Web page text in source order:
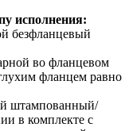
исполнения:
безфланцевый
во фланцевом
фланцем равно
штампованный/
в комплекте с